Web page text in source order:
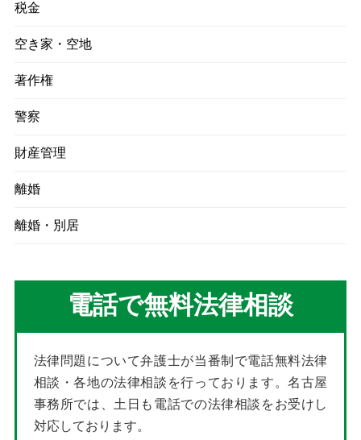
税金
空き家・空地
著作権
警察
財産管理
離婚
離婚・別居
電話で無料法律相談
法律問題について弁護士が当番制で電話無料法律
相談・各地の法律相談を行っております。名古屋
事務所では、土日も電話での法律相談をお受けし
対応しております。